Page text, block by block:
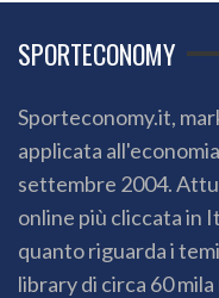
SPORTECONOMY
Sporteconomy.it,
applicata
settembre 2004.
online più cliccata in
quanto riguarda i
library di circa 60 mila